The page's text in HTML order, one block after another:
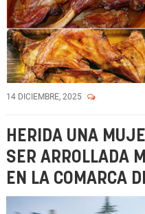
14 DICIEMBRE, 2025
HERIDA UNA
SER ARROLLADA
EN LA COMARCA